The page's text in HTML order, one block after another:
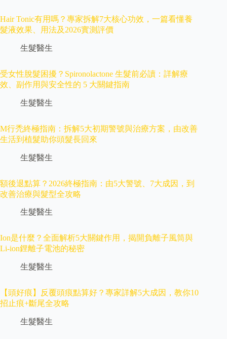
Hair Tonic有用嗎？專家拆解7大核心功效，一篇看懂養
髮液效果、用法及2026實測評價
生髮醫生
受女性脫髮困擾？Spironolactone 生髮前必讀：詳解療
效、副作用與安全性的 5 大關鍵指南
生髮醫生
M行禿終極指南：拆解5大初期警號與治療方案，由改善
生活到植髮助你頭髮長回來
生髮醫生
額後退點算？2026終極指南：由5大警號、7大成因，到
改善治療與髮型全攻略
生髮醫生
Ion是什麼？全面解析5大關鍵作用，揭開負離子風筒與
Li-ion鋰離子電池的秘密
生髮醫生
【頭好痕】反覆頭痕點算好？專家詳解5大成因，教你10
招止痕+斷尾全攻略
生髮醫生